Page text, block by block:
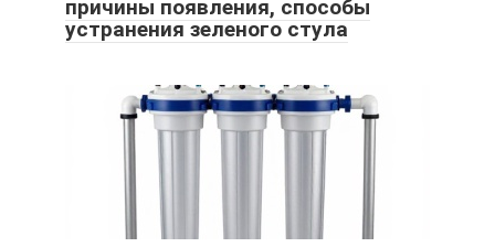
причины появления, способы
устранения зеленого стула